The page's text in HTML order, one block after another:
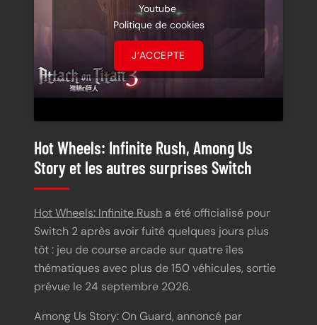
Youtube
Politique de cookies
J’ACCEPTE
Hot Wheels: Infinite Rush, Among Us
Story et les autres surprises Switch
Hot Wheels: Infinite Rush a été officialisé pour
Switch 2 après avoir fuité quelques jours plus
tôt : jeu de course arcade sur quatre îles
thématiques avec plus de 150 véhicules, sortie
prévue le 24 septembre 2026.
Among Us Story: On Guard, annoncé par